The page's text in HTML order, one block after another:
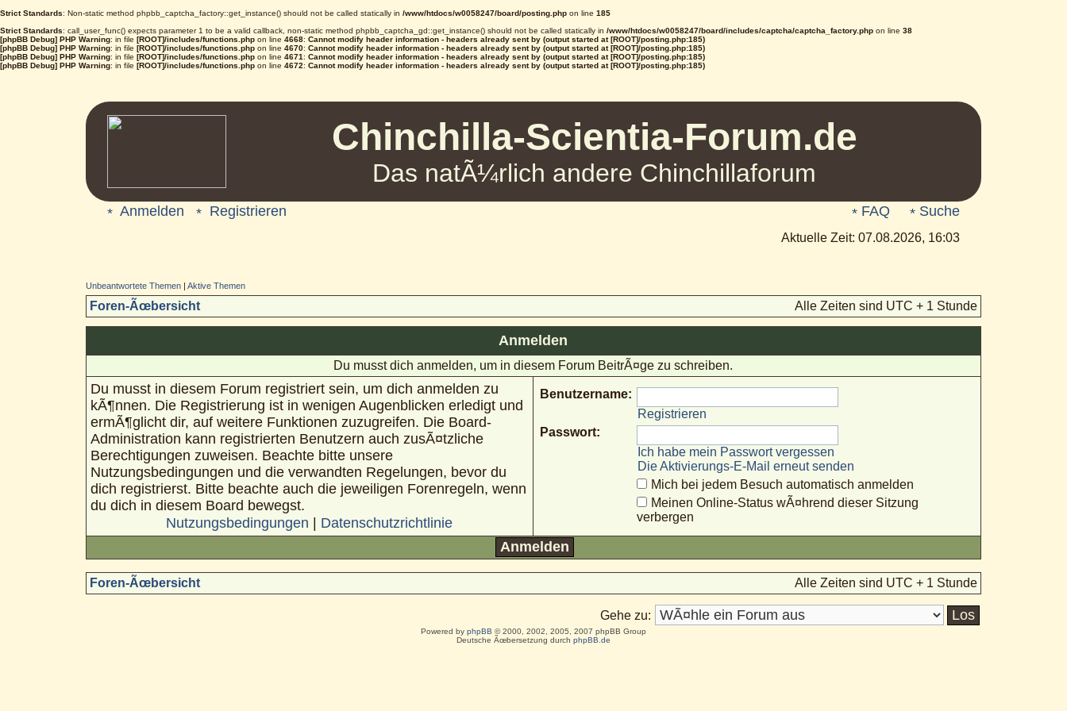
Strict Standards: Non-static method phpbb_captcha_factory::get_instance() should not be called statically in /www/htdocs/w0058247/board/posting.php on line 185
Strict Standards: call_user_func() expects parameter 1 to be a valid callback, non-static method phpbb_captcha_gd::get_instance() should not be called statically in /www/htdocs/w0058247/board/includes/captcha/captcha_factory.php on line 38
[phpBB Debug] PHP Warning: in file [ROOT]/includes/functions.php on line 4668: Cannot modify header information - headers already sent by (output started at [ROOT]/posting.php:185)
[phpBB Debug] PHP Warning: in file [ROOT]/includes/functions.php on line 4670: Cannot modify header information - headers already sent by (output started at [ROOT]/posting.php:185)
[phpBB Debug] PHP Warning: in file [ROOT]/includes/functions.php on line 4671 : Cannot modify header information - headers already sent by (output started at [ROOT]/posting.php:185)
[phpBB Debug] PHP Warning: in file [ROOT]/includes/functions.php on line 4672: Cannot modify header information - headers already sent by (output started at [ROOT]/posting.php:185)
Chinchilla-Scientia-Forum.de
Das natÃ¼rlich andere Chinchillaforum
Anmelden Registrieren FAQ Suche
Aktuelle Zeit: 07.08.2026, 16:03
Unbeantwortete Themen| Aktive Themen
Foren-Ãœbersicht Alle Zeiten sind UTC + 1 Stunde
Anmelden
Du musst dich anmelden, um in diesem Forum BeitrÃ¤ge zu schreiben.
Du musst in diesem Forum registriert sein, um dich anmelden zu
kÃ¶nnen. Die Registrierung ist in wenigen Augenblicken erledigt und
ermÃ¶glicht dir, auf weitere Funktionen zuzugreifen. Die Board-
Administration kann registrierten Benutzern auch zusÃ¤tzliche
Berechtigungen zuweisen. Beachte bitte unsere
Nutzungsbedingungen und die verwandten Regelungen, bevor du
dich registrierst. Bitte beachte auch die jeweiligen Forenregeln, wenn
du dich in diesem Board bewegst.
Nutzungsbedingungen | Datenschutzrichtlinie
Benutzername:
Registrieren
Passwort:
Ich habe mein Passwort vergessen
Die Aktivierungs-E-Mail erneut senden
Mich bei jedem Besuch automatisch anmelden
Meinen Online-Status wÃ¤hrend dieser Sitzung
verbergen
Foren-Ãœbersicht Alle Zeiten sind UTC + 1 Stunde
Gehe zu:
Powered by phpBB © 2000, 2002, 2005, 2007 phpBB Group
Deutsche Ãœbersetzung durch phpBB.de